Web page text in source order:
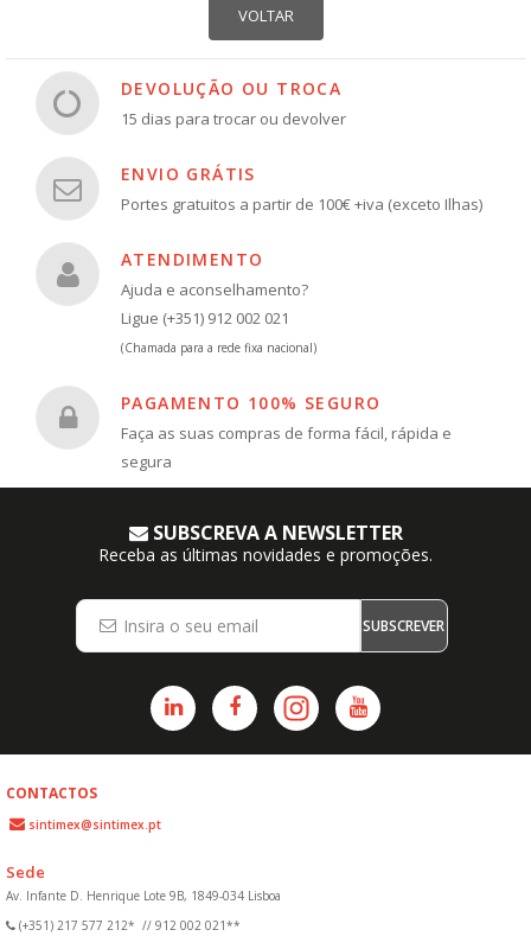
DEVOLUÇÃO OU TROCA
15 dias para trocar ou devolver
ENVIO GRÁTIS
Portes gratuitos a partir de 100€ +iva (exceto Ilhas)
ATENDIMENTO
Ajuda e aconselhamento?
Ligue (+351) 912 002 021
(Chamada para a rede fixa nacional)
PAGAMENTO 100% SEGURO
Faça as suas compras de forma fácil, rápida e
segura
SUBSCREVA A NEWSLETTER
Receba as últimas novidades e promoções.
SUBSCREVER
CONTACTOS
sintimex@sintimex.pt
Sede
Av. Infante D. Henrique Lote 9B, 1849-034 Lisboa
(+351) 217 577 212* // 912 002 021**